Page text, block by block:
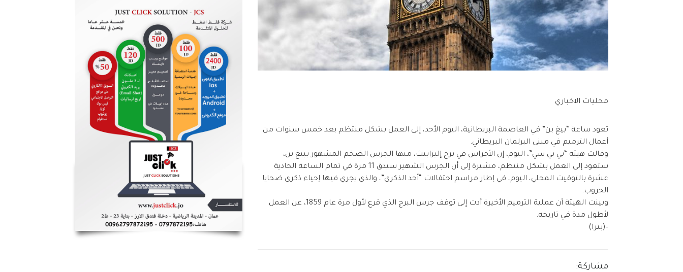
محليات الاخباري
تعود ساعة “بيغ بن” في العاصمة البريطانية، اليوم الأحد، إلى العمل بشكل منتظم بعد خمس سنوات من
أعمال الترميم في مبنى البرلمان البريطاني.
وقالت هيئة “بي بي سي”، اليوم، إن الأجراس في برج إليزابيث، منها الجرس الضخم المشهور ببيغ بن،
ستعود إلى العمل بشكل منتظم، مشيرة إلى أن الجرس الشهير سيدق 11 مرة في تمام الساعة الحادية
عشرة بالتوقيت المحلي، اليوم، في إطار مراسم احتفالات “أحد الذكرى”، والذي يجري فيها إحياء ذكرى ضحايا
الحروب.
وبينت الهيئة أن عملية الترميم الأخيرة أدت إلى توقف جرس البرج الذي قرع لأول مرة عام 1859، عن العمل
لأطول مدة في تاريخه.
–(بترا)
مشاركة:
التكنولوجيا الزراعية في عمان
الأهلية تشارك بفعاليات اليوم
العالمي لمكافحة التصحر
والجفاف 2026
اهم الأخبار
جامعات و مدارس
أغسطس 8, 2026
هندسة عمان الأهلية تحصد
المركز الأول بمسابقة مشاريع
اهم الأخبار,جامعات و مدارس
أغسطس 8, 2026